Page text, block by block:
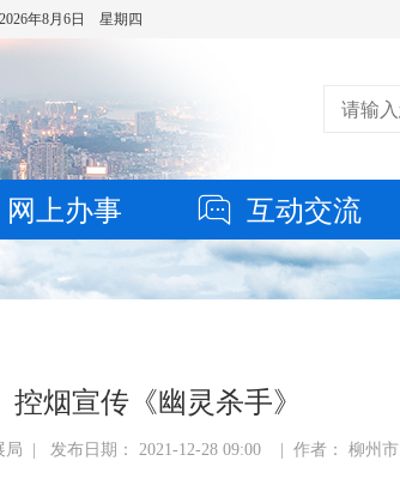
2026年8月6日 星期四
网上办事 互动交流
控烟宣传《幽灵杀手》
局 | 发布日期： 2021-12-28 09:00 | 作者： 柳州市